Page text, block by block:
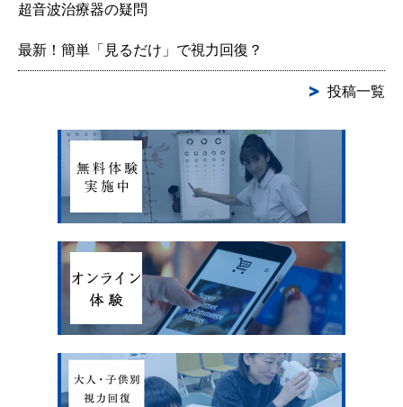
超音波治療器の疑問
最新！簡単「見るだけ」で視力回復？
投稿一覧